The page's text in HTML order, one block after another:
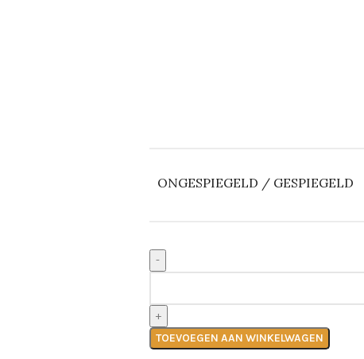
ONGESPIEGELD / GESPIEGELD
TOEVOEGEN AAN WINKELWAGEN